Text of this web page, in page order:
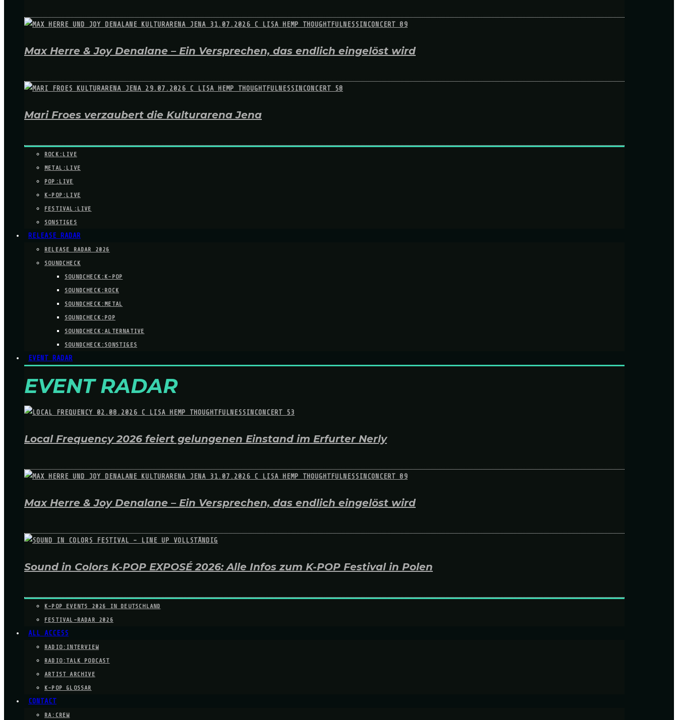
Max Herre & Joy Denalane – Ein Versprechen, das endlich eingelöst wird
Mari Froes verzaubert die Kulturarena Jena
ROCK:LIVE
METAL:LIVE
POP:LIVE
K-POP:LIVE
FESTIVAL:LIVE
SONSTIGES
RELEASE RADAR
RELEASE RADAR 2026
SOUNDCHECK
SOUNDCHECK:K-POP
SOUNDCHECK:ROCK
SOUNDCHECK:METAL
SOUNDCHECK:POP
SOUNDCHECK:ALTERNATIVE
SOUNDCHECK:SONSTIGES
EVENT RADAR
EVENT RADAR
Local Frequency 2026 feiert gelungenen Einstand im Erfurter Nerly
Max Herre & Joy Denalane – Ein Versprechen, das endlich eingelöst wird
Sound in Colors K-POP EXPOSÉ 2026: Alle Infos zum K-POP Festival in Polen
K-POP EVENTS 2026 IN DEUTSCHLAND
FESTIVAL-RADAR 2026
ALL ACCESS
RADIO:INTERVIEW
RADIO:TALK PODCAST
ARTIST ARCHIVE
K-POP GLOSSAR
CONTACT
RA:CREW